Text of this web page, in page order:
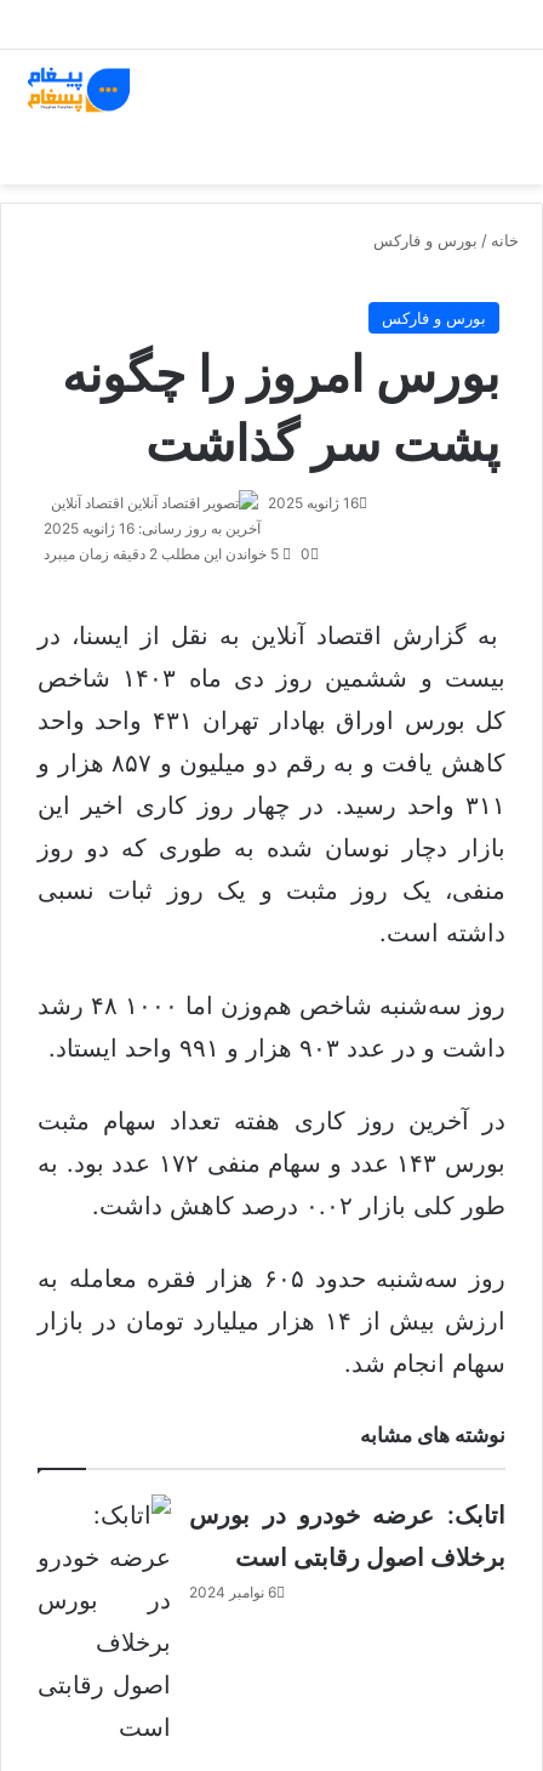
خانه / بورس و فارکس
بورس و فارکس
بورس امروز را چگونه
پشت سر گذاشت
اقتصاد آنلاین
د
ن
ا
ک
ن
د
ی
م
ل
16 ژانویه 2025
آخرین به روز رسانی: 16 ژانویه 2025
0
خواندن این مطلب 2 دقیقه زمان میبرد
به گزارش اقتصاد آنلاین به نقل از ایسنا، در
بیست و ششمین روز دی ماه ۱۴۰۳ شاخص
کل بورس اوراق بهادار تهران ۴۳۱ واحد واحد
کاهش یافت و به رقم دو میلیون و ۸۵۷ هزار و
۳۱۱ واحد رسید. در چهار روز کاری اخیر این
بازار دچار نوسان شده به طوری که دو روز
منفی، یک روز مثبت و یک روز ثبات نسبی
داشته است.
روز سه‌شنبه شاخص هم‌وزن اما ۱۰۰۰ ۴۸ رشد
داشت و در عدد ۹۰۳ هزار و ۹۹۱ واحد ایستاد.
در آخرین روز کاری هفته تعداد سهام مثبت
بورس ۱۴۳ عدد و سهام منفی ۱۷۲ عدد بود. به
طور کلی بازار ۰.۰۲ درصد کاهش داشت.
روز سه‌شنبه حدود ۶۰۵ هزار فقره معامله به
ارزش بیش از ۱۴ هزار میلیارد تومان در بازار
سهام انجام شد.
نوشته های مشابه
اتابک: عرضه خودرو در بورس
برخلاف اصول رقابتی است
6 نوامبر 2024